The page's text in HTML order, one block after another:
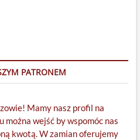
PATRONEM
Mamy nasz profil na
można wejść by wspomóc nas
kwotą. W zamian oferujemy